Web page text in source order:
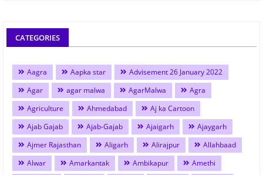
CATEGORIES
Aagra Aapka star
Advisement 26 January 2022
Agar
agar malwa AgarMalwa
Agra
Agriculture
Ahmedabad
Aj ka Cartoon
Ajab Gajab
Ajab-Gajab Ajaigarh
Ajaygarh
Ajmer Rajasthan
Aligarh Alirajpur
Allahbaad
Alwar
Amarkantak Ambikapur
Amethi